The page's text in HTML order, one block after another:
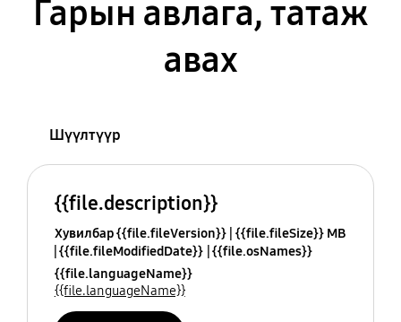
Гарын авлага, татаж
авах
Шүүлтүүр
{{file.description}}
Хувилбар {{file.fileVersion}} {{file.fileSize}} MB
{{file.fileModifiedDate}} {{file.osNames}}
{{file.languageName}}
{{file.languageName}}